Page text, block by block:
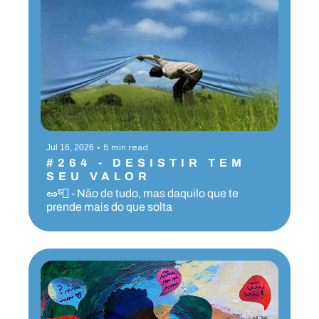
Jul 16, 2026 • 5 min read
#264 - DESISTIR TEM
SEU VALOR
🥜📮 - Não de tudo, mas daquilo que te